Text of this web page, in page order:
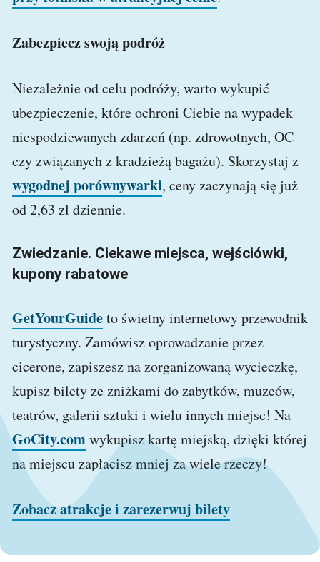
Zabezpiecz swoją podróż
Niezależnie od celu podróży, warto wykupić
ubezpieczenie, które ochroni Ciebie na wypadek
niespodziewanych zdarzeń (np. zdrowotnych, OC
czy związanych z kradzieżą bagażu). Skorzystaj z
wygodnej porównywarki, ceny zaczynają się już
od 2,63 zł dziennie.
Zwiedzanie. Ciekawe miejsca, wejściówki,
kupony rabatowe
GetYourGuideto świetny internetowy przewodnik
turystyczny. Zamówisz oprowadzanie przez
cicerone, zapiszesz na zorganizowaną wycieczkę,
kupisz bilety ze zniżkami do zabytków, muzeów,
teatrów, galerii sztuki i wielu innych miejsc! Na
GoCity.comwykupisz kartę miejską, dzięki której
na miejscu zapłacisz mniej za wiele rzeczy!
Zobacz atrakcje i zarezerwuj bilety